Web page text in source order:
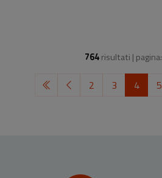
764risultati | pagina:
2 3 4 5